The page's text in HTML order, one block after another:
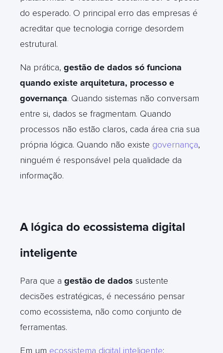
do esperado. O principal erro das empresas é
acreditar que tecnologia corrige desordem
estrutural.
Na prática, gestão de dados só funciona
quando existe arquitetura, processo e
governança. Quando sistemas não conversam
entre si, dados se fragmentam. Quando
processos não estão claros, cada área cria sua
própria lógica. Quando não existe governança,
ninguém é responsável pela qualidade da
informação.
A lógica do ecossistema digital
inteligente
Para que a gestão de dados sustente
decisões estratégicas, é necessário pensar
como ecossistema, não como conjunto de
ferramentas.
Em um ecossistema digital inteligente: